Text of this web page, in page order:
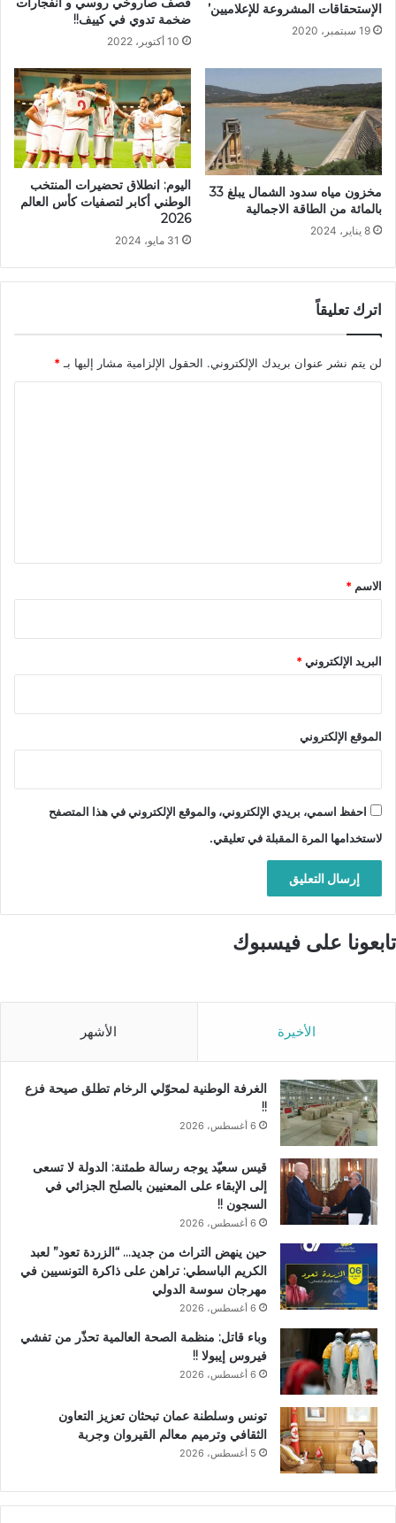
الإستحقاقات المشروعة للإعلاميين’
19 سبتمبر، 2020
ضخمة تدوي في كييف!!
10 أكتوبر، 2022
مخزون مياه سدود الشمال يبلغ 33
بالمائة من الطاقة الاجمالية
8 يناير، 2024
اليوم: انطلاق تحضيرات المنتخب
الوطني أكابر لتصفيات كأس العالم
2026
31 مايو، 2024
اترك تعليقاً
لن يتم نشر عنوان بريدك الإلكتروني. الحقول الإلزامية مشار إليها بـ*
*
الاسم *
البريد الإلكتروني*
الموقع الإلكتروني
احفظ اسمي، بريدي الإلكتروني، والموقع الإلكتروني في هذا المتصفح
لاستخدامها المرة المقبلة في تعليقي.
تابعونا على فيسبوك
الأخيرة الأشهر
الغرفة الوطنية لمحوّلي الرخام تطلق صيحة فزع
!!
6 أغسطس، 2026
قيس سعيّد يوجه رسالة طمئنة: الدولة لا تسعى
إلى الإبقاء على المعنيين بالصلح الجزائي في
السجون !!
6 أغسطس، 2026
حين ينهض التراث من جديد… “الزردة تعود” لعبد
الكريم الباسطي: تراهن على ذاكرة التونسيين في
مهرجان سوسة الدولي
6 أغسطس، 2026
وباء قاتل: منظمة الصحة العالمية تحذّر من تفشي
فيروس إيبولا !!
6 أغسطس، 2026
تونس وسلطنة عمان تبحثان تعزيز التعاون
الثقافي وترميم معالم القيروان وجربة
5 أغسطس، 2026